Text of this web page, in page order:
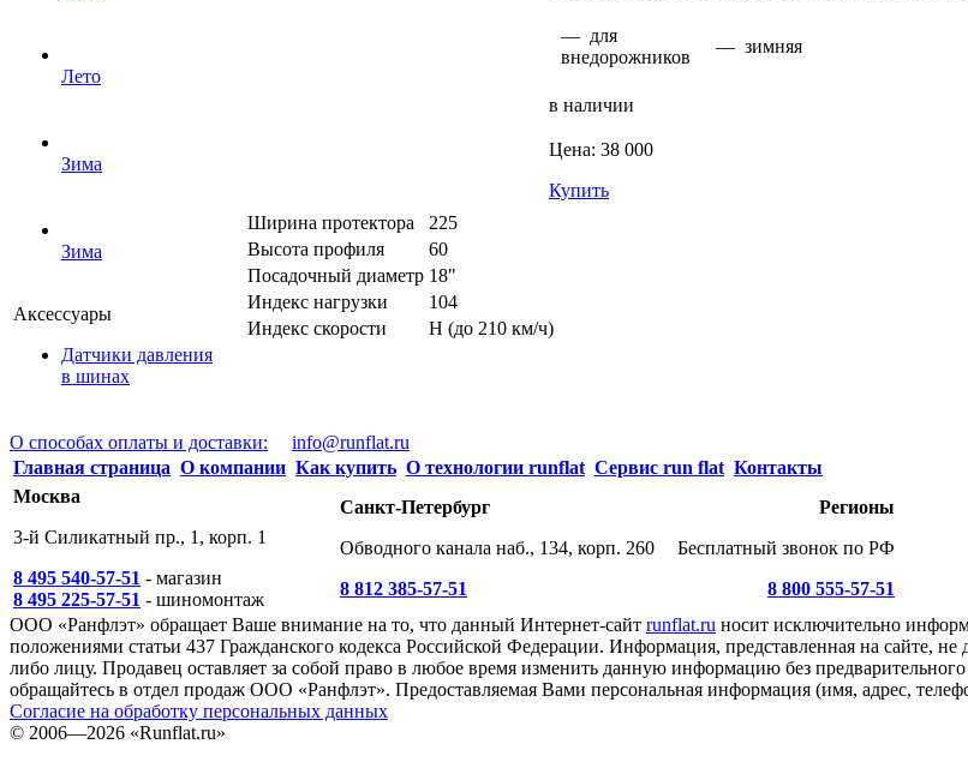
Лето
Зима
Зима
Аксессуары
Датчики давления
в шинах
— для
внедорожников
— зимняя
в наличии
Цена: 38 000
Купить
Ширина протектора
225
Высота профиля
60
Посадочный диаметр 18"
Индекс нагрузки
104
Индекс скорости
H (до 210 км/ч)
О способах оплаты и доставки:
info@runflat.ru
Главная страница О компании Как купить О технологии runflat Сервис run flat Контакты
Москва
3-й Силикатный пр., 1, корп. 1
8 495 540-57-51 - магазин
8 495 225-57-51 - шиномонтаж
Санкт-Петербург
Обводного канала наб., 134, корп. 260
8 812 385-57-51
Регионы
Бесплатный звонок по РФ
8 800 555-57-51
ООО «Ранфлэт» обращает Ваше внимание на то, что данный Интернет-сайт runflat.ru носит исключительно
положениями статьи 437 Гражданского кодекса Российской Федерации. Информация, представленная на сайте,
либо лицу. Продавец оставляет за собой право в любое время изменить данную информацию без
обращайтесь в отдел продаж ООО «Ранфлэт». Предоставляемая Вами персональная информация (имя, адрес,
Согласие на обработку персональных данных
© 2006—2026 «Runflat.ru»